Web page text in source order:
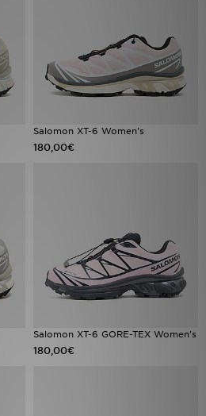
Salomon XT-6 Women's
180,00€
Salomon XT-6 GORE-TEX Women's
180,00€